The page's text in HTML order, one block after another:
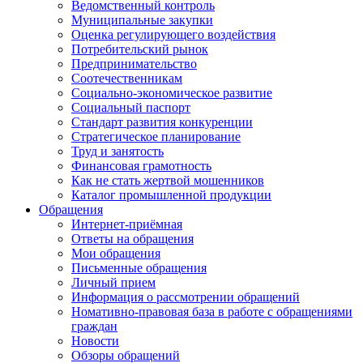
Ведомственный контроль
Муниципальные закупки
Оценка регулирующего воздействия
Потребительский рынок
Предпринимательство
Соотечественникам
Социально-экономическое развитие
Социальный паспорт
Стандарт развития конкуренции
Стратегическое планирование
Труд и занятость
Финансовая грамотность
Как не стать жертвой мошенников
Каталог промышленной продукции
Обращения
Интернет-приёмная
Ответы на обращения
Мои обращения
Письменные обращения
Личный прием
Информация о рассмотрении обращений
Номативно-правовая база в работе с обращениями
граждан
Новости
Обзоры обращений